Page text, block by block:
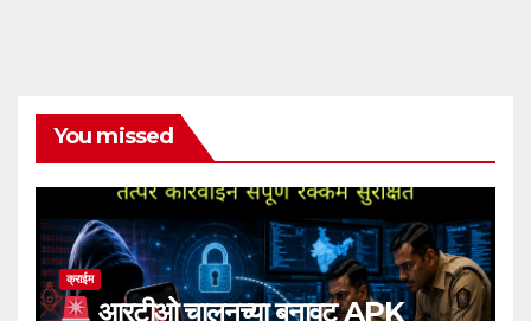
You missed
क्राईम
आरटीओ चालनच्या बनावट APK